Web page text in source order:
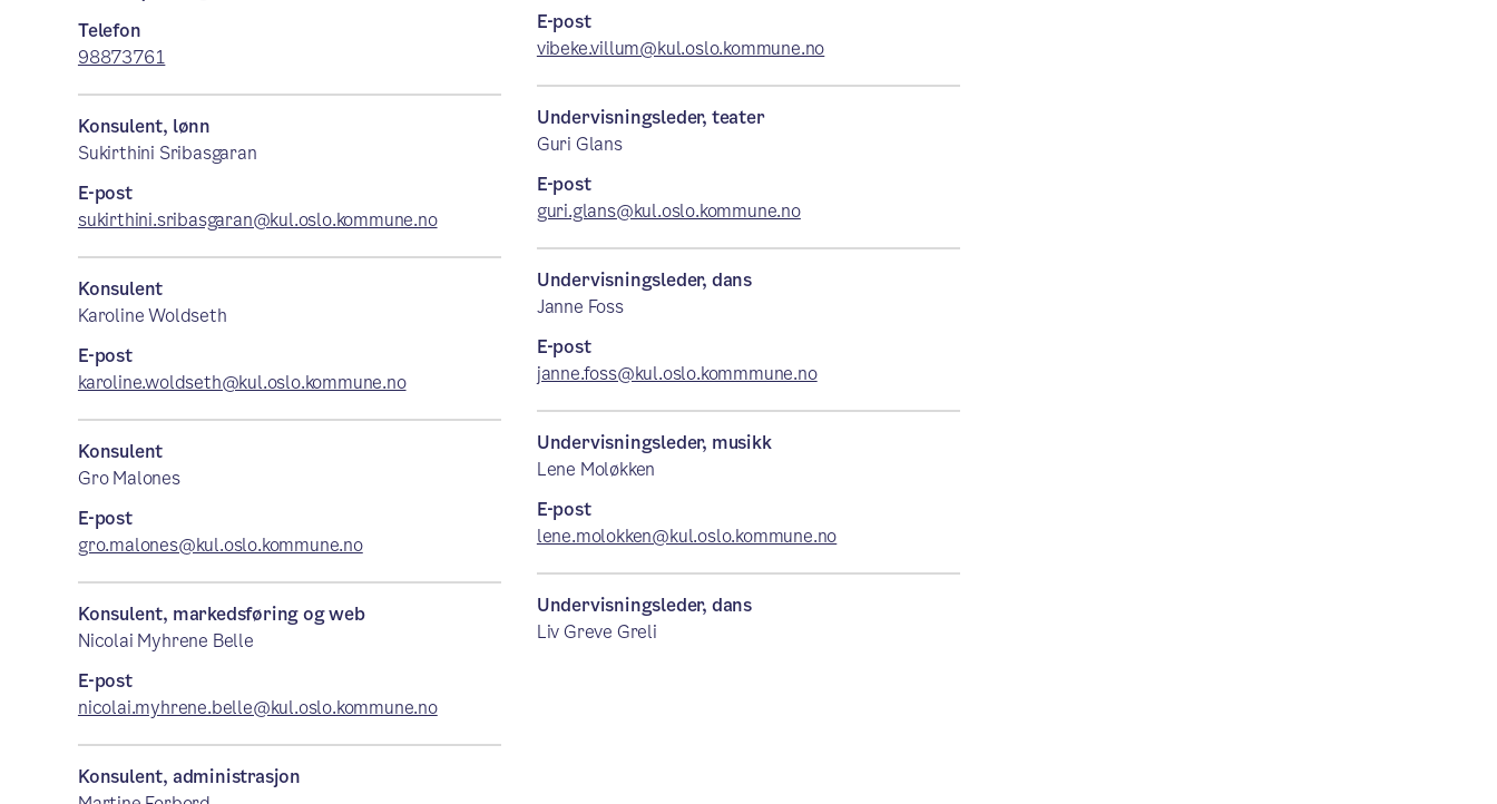
Telefon
98873761
Konsulent, lønn
Sukirthini Sribasgaran
E-post
sukirthini.sribasgaran@kul.oslo.kommune.no
Konsulent
Karoline Woldseth
E-post
karoline.woldseth@kul.oslo.kommune.no
Konsulent
Gro Malones
E-post
gro.malones@kul.oslo.kommune.no
Konsulent, markedsføring og web
Nicolai Myhrene Belle
E-post
nicolai.myhrene.belle@kul.oslo.kommune.no
Konsulent, administrasjon
E-post
vibeke.villum@kul.oslo.kommune.no
Undervisningsleder, teater
Guri Glans
E-post
guri.glans@kul.oslo.kommune.no
Undervisningsleder, dans
Janne Foss
E-post
janne.foss@kul.oslo.kommmune.no
Undervisningsleder, musikk
Lene Moløkken
E-post
lene.molokken@kul.oslo.kommune.no
Undervisningsleder, dans
Liv Greve Greli